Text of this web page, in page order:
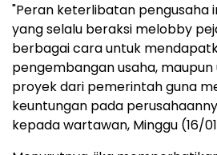
"Peran keterlibatan pengusaha
yang selalu beraksi melobby
berbagai cara untuk
pengembangan usaha,
proyek dari pemerintah guna
keuntungan pada
kepada wartawan, Minggu (16/